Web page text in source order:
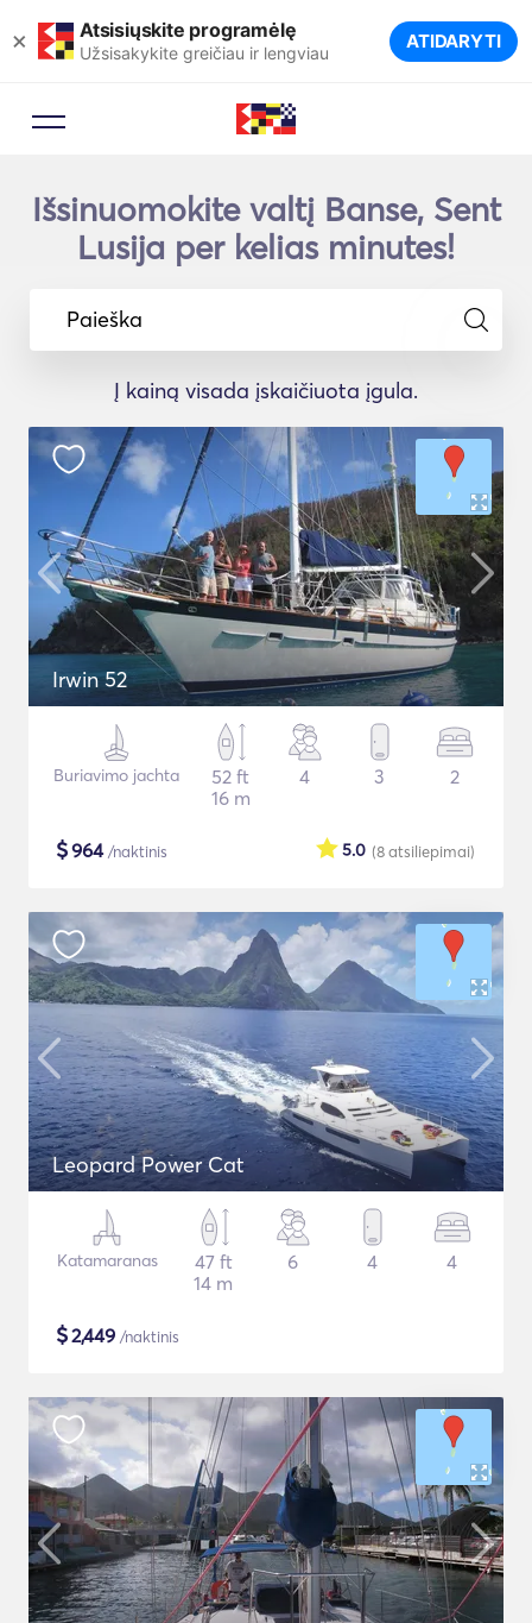
× Atsisiųskite programėlę
Užsisakykite greičiau ir lengviau ATIDARYTI
Išsinuomokite valtį Banse, Sent
Lusija per kelias minutes!
Paieška
Į kainą visada įskaičiuota įgula.
Irwin 52
Buriavimo jachta
52 ft
16 m
4 3 2
$964/naktinis (8atsiliepimai)
5.0
Leopard Power Cat
Katamaranas
47 ft
14 m
6 4 4
$2,449 /naktinis